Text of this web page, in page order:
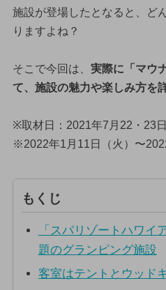
施設が登場したとなると、ど
りますよね？
そこで今回は、 実際に「マウ
て、施設の魅力や楽しみ方を
※取材日：2021年7月22・23日
※2022年1月11日（火）〜
もくじ
「スパリゾートハワイ
題のグランピング施設
客室はテントとウッド